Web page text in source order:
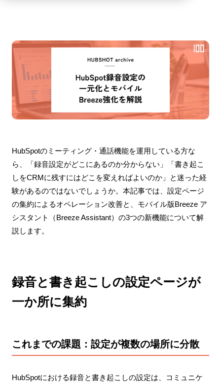
HubSpotのミーティング・通話機能を運用している方な
ら、「録音設定がどこにあるのか分からない」「書き起こ
しをCRMに残すにはどこを変えればよいのか」と迷った経
験があるのではないでしょうか。本記事では、設定ページ
の集約によるオペレーション改善と、モバイル版Breeze ア
シスタント（Breeze Assistant）の3つの新機能について解
説します。
録音と書き起こしの設定ページが
一か所に集約
これまでの課題：設定が複数の場所に分散
HubSpotにおける録音と書き起こしの設定は、コミュニケ